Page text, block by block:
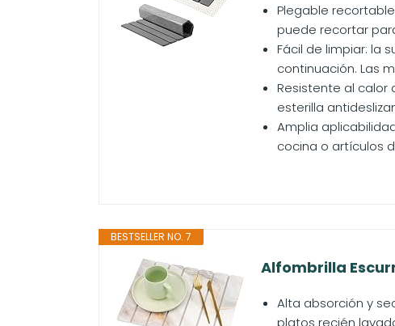
Plegable
puede recortar
Fácil de limpiar: la
continuación. Las
Resistente al calor
esterilla
Amplia
cocina o artículos
BESTSELLER NO. 7
Alfombrilla
Alta absorción y
platos recién